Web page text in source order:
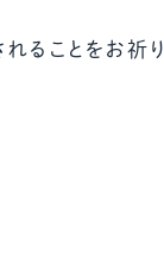
ることをお祈